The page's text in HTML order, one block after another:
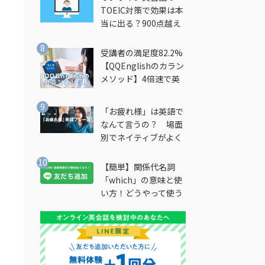
TOEIC対策で効果は本
当に出る？900点越え
受講者の満足度82.2%
【QQEnglishのカラン
メソッド】4倍速で英
法とは？
「お疲れ様」は英語で
なんて言うの？ 場面
別でネイティブがよく
説
【簡単】関係代名詞
「which」の意味と使
い方！どうやって使う